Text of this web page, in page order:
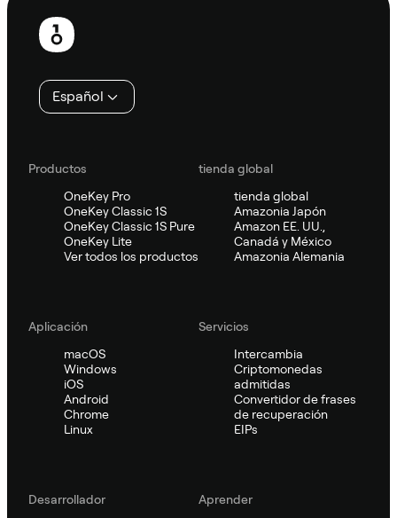
Pie
página
Español
Productos
OneKey Pro
OneKey Classic 1S
OneKey Classic 1S Pure
OneKey Lite
Ver todos los productos
tienda global
tienda global
Amazonia Japón
Amazon EE. UU.,
Canadá y México
Amazonia Alemania
Aplicación
macOS
Windows
iOS
Android
Chrome
Linux
Servicios
Intercambia
Criptomonedas
admitidas
Convertidor de frases
de recuperación
EIPs
Desarrollador
Aprender